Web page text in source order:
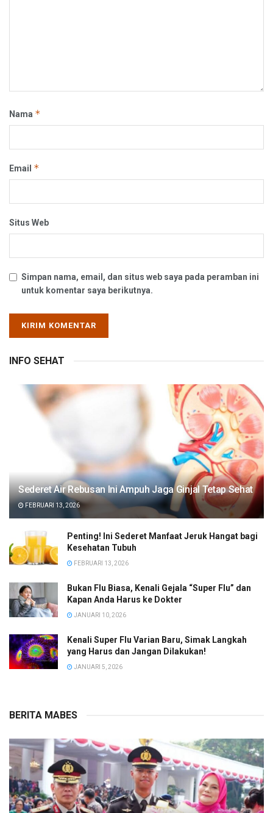
Nama *
Email *
Situs Web
Simpan nama, email, dan situs web saya pada peramban ini
untuk komentar saya berikutnya.
INFO SEHAT
Sederet Air Rebusan Ini Ampuh Jaga Ginjal Tetap Sehat
FEBRUARI 13, 2026
Penting! Ini Sederet Manfaat Jeruk Hangat bagi
Kesehatan Tubuh
FEBRUARI 13, 2026
Bukan Flu Biasa, Kenali Gejala “Super Flu” dan
Kapan Anda Harus ke Dokter
JANUARI 10, 2026
Kenali Super Flu Varian Baru, Simak Langkah
yang Harus dan Jangan Dilakukan!
JANUARI 5, 2026
BERITA MABES